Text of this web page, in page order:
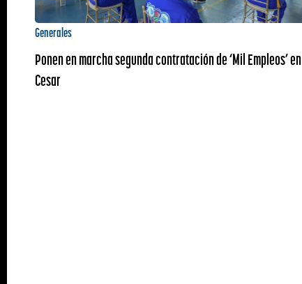
Generales
Ponen en marcha segunda contratación de ‘Mil Empleos’ en
Cesar